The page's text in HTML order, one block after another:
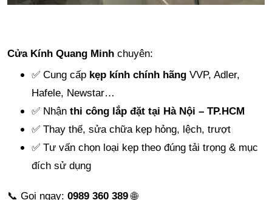
Cửa Kính Quang Minh chuyên:
✅ Cung cấp kẹp kính chính hãng VVP, Adler,
Hafele, Newstar…
✅ Nhận thi công lắp đặt tại Hà Nội – TP.HCM
✅ Thay thế, sửa chữa kẹp hỏng, lệch, trượt
✅ Tư vấn chọn loại kẹp theo đúng tải trọng & mục
đích sử dụng
📞 Gọi ngay: 0989 360 389🌐